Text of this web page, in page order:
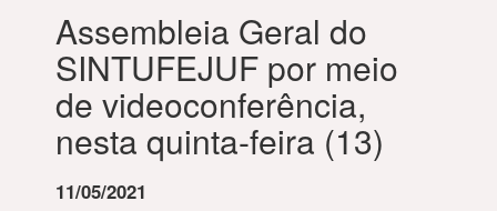
Assembleia Geral do
SINTUFEJUF por meio
de videoconferência,
nesta quinta-feira (13)
11/05/2021